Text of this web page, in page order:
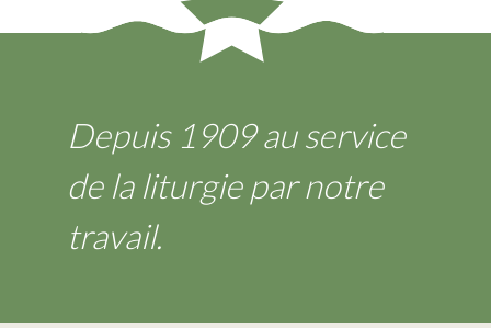
Depuis 1909 au service
de la liturgie par notre
travail.